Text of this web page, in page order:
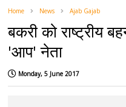
Home News Ajab Gajab
बकरी को राष्ट्रीय
'आप' नेता
Monday, 5 June 2017